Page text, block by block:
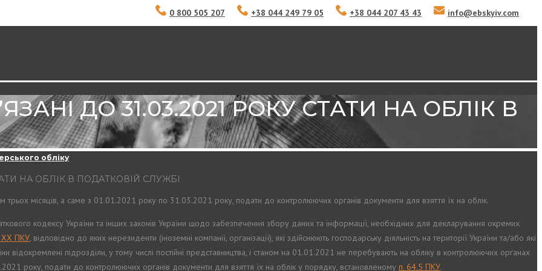
0 800 505 207 +38 044 249 79 05 +38 044 207 43 43 info@ebskyiv.com
обліку
ДО 31.03.2021 РОКУ СТАТИ НА ОБЛІК В
НА ОБЛІК В ПОДАТКОВІЙ СЛУЖБІ
трьох місяців, а саме з 01.01.2021 року по 31.03.2021 року, подати до контролюючих органів документи для взяття їх на облік.
кодексу України та інших законів України щодо забезпечення збору даних та інформації, необхідних для декларування окремих
ХХ ПКУ, відповідно до яких нерезиденти (іноземні компанії, організації), які здійснюють господарську діяльність на території України та/або які
відокремлені підрозділи, у тому числі постійні представництва, і станом на 01.01.2021 не перебувають на обліку в контролюючих органах
року, подати до контролюючих органів документи для взяття їх на облік у порядку, встановленому п. 64.5 ПКУ.